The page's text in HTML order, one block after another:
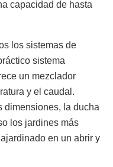
capacidad de hasta
los sistemas de
sistema
un mezclador
y el caudal.
dimensiones, la ducha
los jardines más
en un abrir y